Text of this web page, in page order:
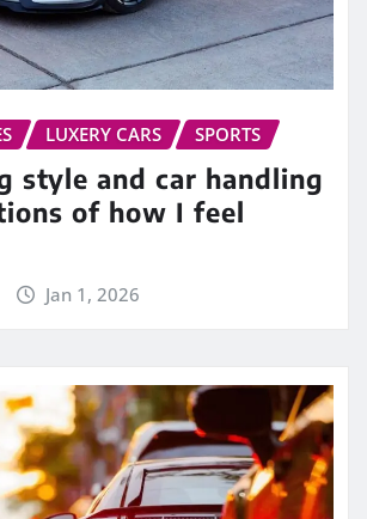
LUXERY CARS SPORTS
style and car handling
of how I feel
Jan 1, 2026